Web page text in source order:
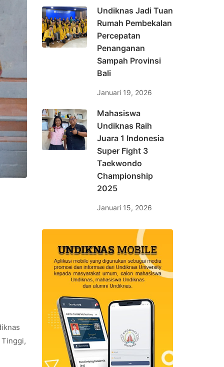
Undiknas Jadi Tuan
Rumah Pembekalan
Percepatan
Penanganan
Sampah Provinsi
Bali
Januari 19, 2026
Mahasiswa
Undiknas Raih
Juara 1 Indonesia
Super Fight 3
Taekwondo
Championship
2025
Januari 15, 2026